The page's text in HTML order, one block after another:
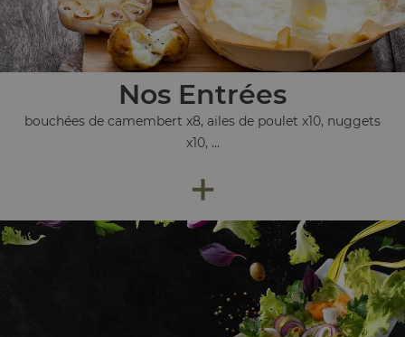
Nos Entrées
bouchées de camembert x8, ailes de poulet x10, nuggets
x10, ...
+